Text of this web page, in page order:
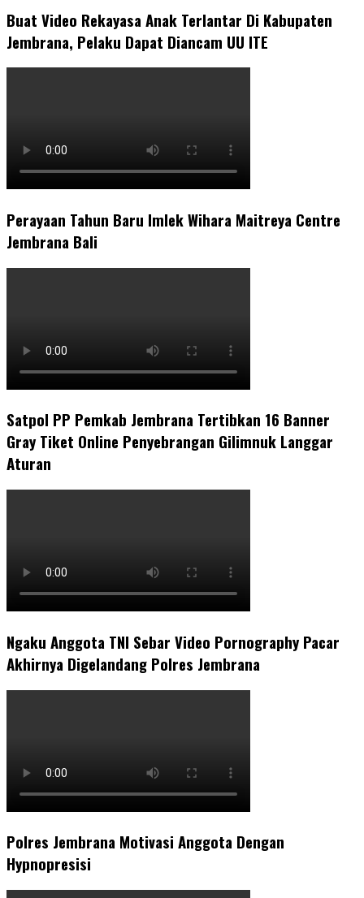
Buat Video Rekayasa Anak Terlantar Di Kabupaten
Jembrana, Pelaku Dapat Diancam UU ITE
Perayaan Tahun Baru Imlek Wihara Maitreya Centre
Jembrana Bali
Satpol PP Pemkab Jembrana Tertibkan 16 Banner
Gray Tiket Online Penyebrangan Gilimnuk Langgar
Aturan
Ngaku Anggota TNI Sebar Video Pornography Pacar
Akhirnya Digelandang Polres Jembrana
Polres Jembrana Motivasi Anggota Dengan
Hypnopresisi